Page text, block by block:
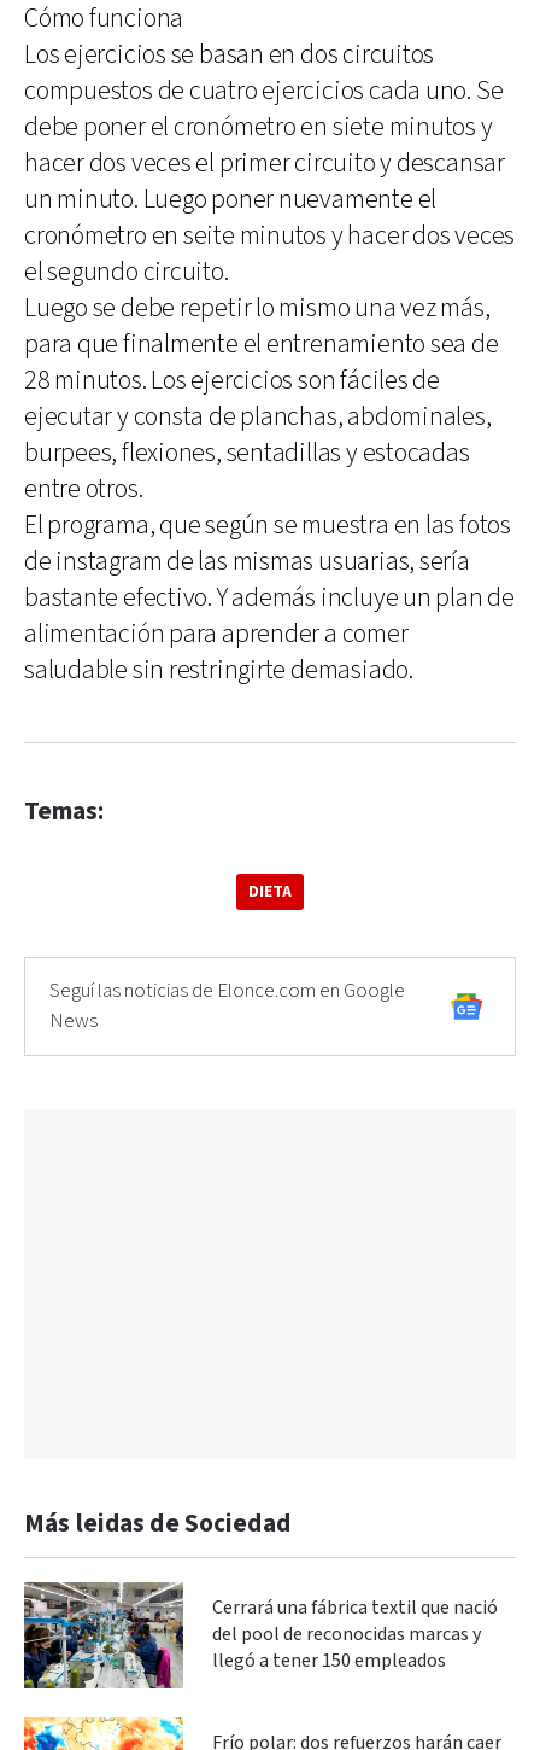
Cómo funciona
Los ejercicios se basan en dos circuitos
compuestos de cuatro ejercicios cada uno. Se
debe poner el cronómetro en siete minutos y
hacer dos veces el primer circuito y descansar
un minuto. Luego poner nuevamente el
cronómetro en seite minutos y hacer dos veces
el segundo circuito.
Luego se debe repetir lo mismo una vez más,
para que finalmente el entrenamiento sea de
28 minutos. Los ejercicios son fáciles de
ejecutar y consta de planchas, abdominales,
burpees, flexiones, sentadillas y estocadas
entre otros.
El programa, que según se muestra en las fotos
de instagram de las mismas usuarias, sería
bastante efectivo. Y además incluye un plan de
alimentación para aprender a comer
saludable sin restringirte demasiado.
Temas:
DIETA
Seguí las noticias de Elonce.com en Google
News
Más leidas de Sociedad
Cerrará una fábrica textil que nació
del pool de reconocidas marcas y
llegó a tener 150 empleados
Frío polar: dos refuerzos harán caer